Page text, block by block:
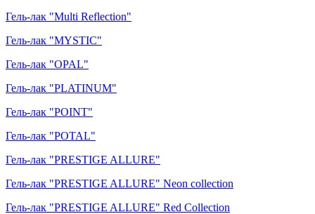
Гель-лак "Multi Reflection"
Гель-лак "MYSTIC"
Гель-лак "OPAL"
Гель-лак "PLATINUM"
Гель-лак "POINT"
Гель-лак "POTAL"
Гель-лак "PRESTIGE ALLURE"
Гель-лак "PRESTIGE ALLURE" Neon collection
Гель-лак "PRESTIGE ALLURE" Red Collection